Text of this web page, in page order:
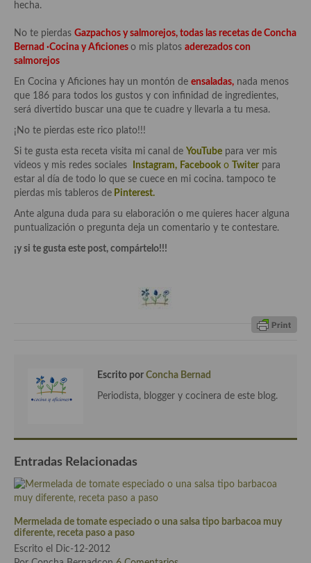
Cocina Azerí (Azerbaiyán)
Cocina de Egipto
Cocina de Tunez
Cocina Oriental
Cocina Japonesa
Cocina Vietnamita
Cocina Coreana
Cocina de Madagascar
Cocina Sudafrinaca
Cocina del Congo
Cocina Yoshoku
hecha.
No te pierdas Gazpachos y salmorejos, todas las recetas de Concha
Bernad ·Cocina y Aficiones o mis platos aderezados con
salmorejos
En Cocina y Aficiones hay un montón de ensaladas, nada menos
que 186 para todos los gustos y con infinidad de ingredientes,
será divertido buscar una que te cuadre y llevarla a tu mesa.
¡No te pierdas este rico plato!!!
Si te gusta esta receta visita mi canal de YouTube para ver mis
videos y mis redes sociales
Instagram, Facebooko Twiter para
estar al día de todo lo que se cuece en mi cocina. tampoco te
pierdas mis tableros de Pinterest.
Ante alguna duda para su elaboración o me quieres hacer alguna
puntualización o pregunta deja un comentario y te contestare.
¡y si te gusta este post, compártelo!!!
Escrito por Concha Bernad
Periodista, blogger y cocinera de este blog.
Entradas Relacionadas
Mermelada de tomate especiado o una salsa tipo barbacoa muy
diferente, receta paso a paso
Escrito el Dic-12-2012